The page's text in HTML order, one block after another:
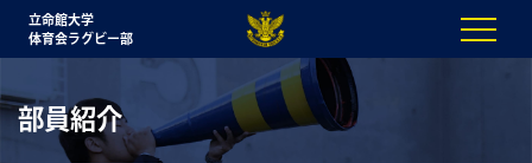
立命館大学
体育会ラグビー部
部員紹介